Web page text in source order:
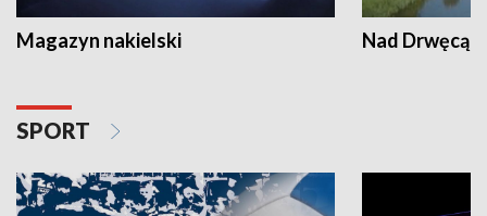
Magazyn nakielski Nad Drwęcą
SPORT